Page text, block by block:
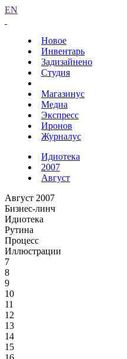
EN
Новое
Инвентарь
Задизайнено
Студия
Магазинус
Медиа
Экспресс
Иронов
Журналус
Идиотека
2007
Август
Август 2007
Бизнес-линч
Идиотека
Рутина
Процесс
Иллюстрации
7
8
9
10
11
12
13
14
15